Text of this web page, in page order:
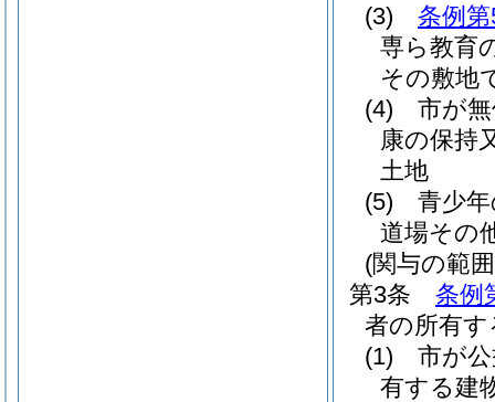
(3)
条例
専ら教育
その敷地
(4)
市が
康の保持
土地
(5)
青少
道場その
(関与の範
第3条
条例
者の所有
(1)
市が
有する建